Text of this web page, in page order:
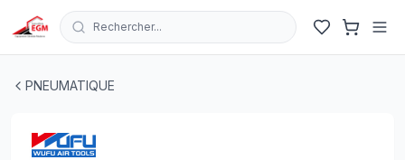
Rechercher...
PNEUMATIQUE